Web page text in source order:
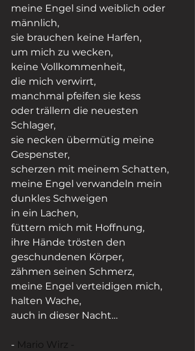
meine Engel sind weiblich oder
männlich,
sie brauchen keine Harfen,
um mich zu wecken,
keine Vollkommenheit,
die mich verwirrt,
manchmal pfeifen sie kess
oder trällern die neuesten
Schlager,
sie necken übermütig meine
Gespenster,
scherzen mit meinem Schatten,
meine Engel verwandeln mein
dunkles Schweigen
in ein Lachen,
füttern mich mit Hoffnung,
ihre Hände trösten den
geschundenen Körper,
zähmen seinen Schmerz,
meine Engel verteidigen mich,
halten Wache,
auch in dieser Nacht…
- Mario Wirz -